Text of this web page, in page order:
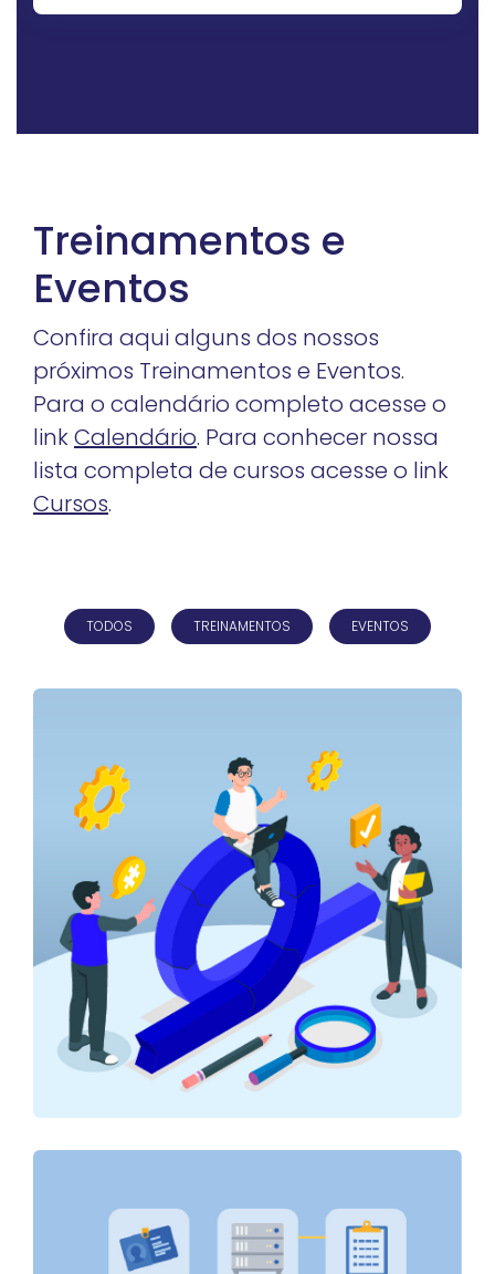
Treinamentos e
Eventos
Confira aqui alguns dos nossos
próximos Treinamentos e Eventos.
Para o calendário completo acesse o
linkCalendário. Para conhecer nossa
lista completa de cursos acesse o link
Cursos.
TODOS TREINAMENTOS EVENTOS